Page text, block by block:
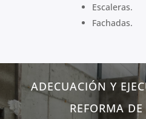
Escaleras.
Fachadas.
ADECUACIÓN Y
REFORMA